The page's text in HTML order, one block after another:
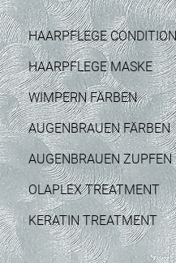
HAARPFLEGE
HAARPFLEGE MASKE
WIMPERN FÄRBEN
AUGENBRAUEN FÄRBEN
AUGENBRAUEN ZUPFEN
OLAPLEX TREATMENT
KERATIN TREATMENT